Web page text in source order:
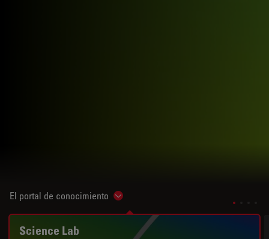
El portal de conocimiento Show subnavigation
Science Lab